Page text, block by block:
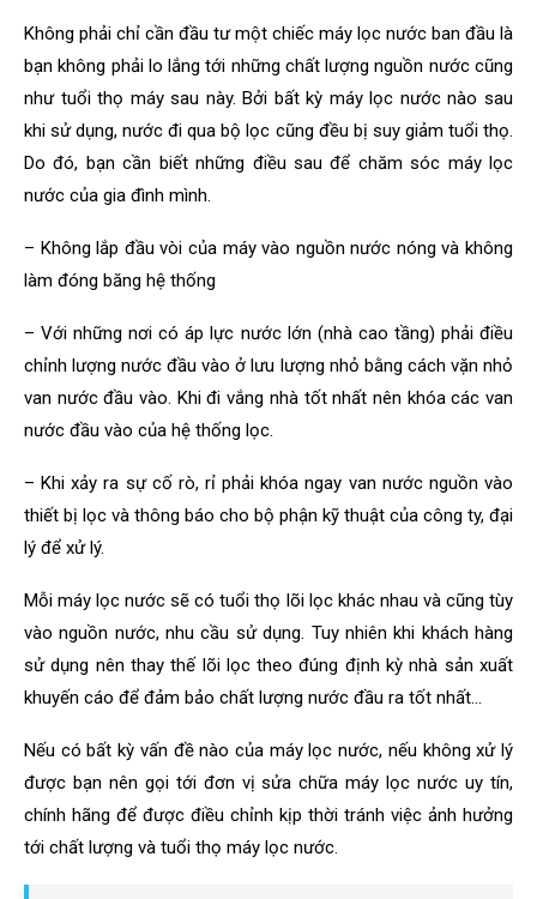
Không phải chỉ cần đầu tư một chiếc máy lọc nước ban đầu là
bạn không phải lo lắng tới những chất lượng nguồn nước cũng
như tuổi thọ máy sau này. Bởi bất kỳ máy lọc nước nào sau
khi sử dụng, nước đi qua bộ lọc cũng đều bị suy giảm tuổi thọ.
Do đó, bạn cần biết những điều sau để chăm sóc máy lọc
nước của gia đình mình.
– Không lắp đầu vòi của máy vào nguồn nước nóng và không
làm đóng băng hệ thống
– Với những nơi có áp lực nước lớn (nhà cao tầng) phải điều
chỉnh lượng nước đầu vào ở lưu lượng nhỏ bằng cách vặn nhỏ
van nước đầu vào. Khi đi vắng nhà tốt nhất nên khóa các van
nước đầu vào của hệ thống lọc.
– Khi xảy ra sự cố rò, rỉ phải khóa ngay van nước nguồn vào
thiết bị lọc và thông báo cho bộ phận kỹ thuật của công ty, đại
lý để xử lý.
Mỗi máy lọc nước sẽ có tuổi thọ lõi lọc khác nhau và cũng tùy
vào nguồn nước, nhu cầu sử dụng. Tuy nhiên khi khách hàng
sử dụng nên thay thế lõi lọc theo đúng định kỳ nhà sản xuất
khuyến cáo để đảm bảo chất lượng nước đầu ra tốt nhất…
Nếu có bất kỳ vấn đề nào của máy lọc nước, nếu không xử lý
được bạn nên gọi tới đơn vị sửa chữa máy lọc nước uy tín,
chính hãng để được điều chỉnh kịp thời tránh việc ảnh hưởng
tới chất lượng và tuổi thọ máy lọc nước.